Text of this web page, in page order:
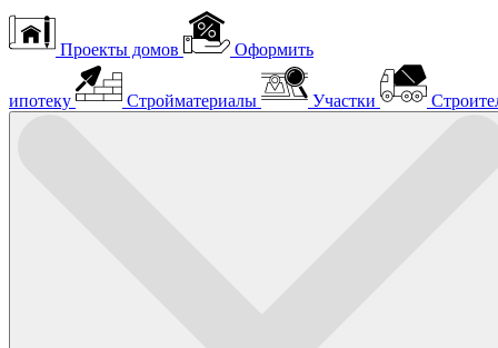
Проекты домов Оформить
ипотеку Стройматериалы Участки